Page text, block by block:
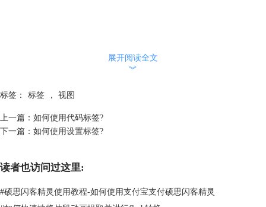
展开阅读全文
︾
标签： 标签 ， 视图
上一篇： 如何使用代码标签?
下一篇： 如何使用设置标签?
读者也访问过这里:
#硕思闪客精灵使用教程-如何使用支付宝支付硕思闪客精灵